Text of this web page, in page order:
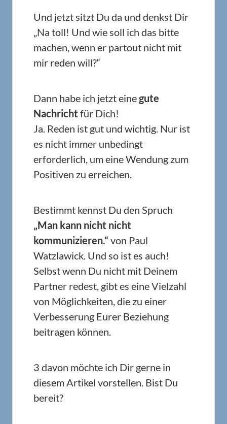
Und jetzt sitzt Du da und denkst Dir
„Na toll! Und wie soll ich das bitte
machen, wenn er partout nicht mit
mir reden will?“
Dann habe ich jetzt einegute
Nachricht für Dich!
Ja. Reden ist gut und wichtig. Nur ist
es nicht immer unbedingt
erforderlich, um eine Wendung zum
Positiven zu erreichen.
Bestimmt kennst Du den Spruch
„Man kann nicht nicht
kommunizieren.“ von Paul
Watzlawick. Und so ist es auch!
Selbst wenn Du nicht mit Deinem
Partner redest, gibt es eine Vielzahl
von Möglichkeiten, die zu einer
Verbesserung Eurer Beziehung
beitragen können.
3 davon möchte ich Dir gerne in
diesem Artikel vorstellen. Bist Du
bereit?